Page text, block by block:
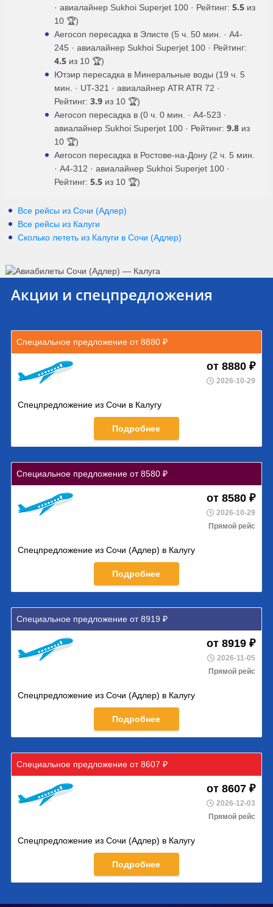
· авиалайнер Sukhoi Superjet 100 · Рейтинг: 5.5 из
10 🏆)
Aerocon пересадка в Элисте (5 ч. 50 мин. · A4-
245 · авиалайнер Sukhoi Superjet 100 · Рейтинг:
4.5 из 10 🏆)
Ютэир пересадка в Минеральные воды (19 ч. 5
мин. · UT-321 · авиалайнер ATR ATR 72 ·
Рейтинг: 3.9 из 10 🏆)
Aerocon пересадка в (0 ч. 0 мин. · A4-523 ·
авиалайнер Sukhoi Superjet 100 · Рейтинг: 9.8 из
10 🏆)
Aerocon пересадка в Ростове-на-Дону (2 ч. 5 мин.
· A4-312 · авиалайнер Sukhoi Superjet 100 ·
Рейтинг: 5.5 из 10 🏆)
Все рейсы из Сочи (Адлер)
Все рейсы из Калуги
Сколько лететь из Калуги в Сочи (Адлер)
Акции и спецпредложения
Специальное предложение от 8880 ₽
от 8880 ₽
2026-10-29
Спецпредложение из Сочи в Калугу
Подробнее
Специальное предложение от 8580 ₽
от 8580 ₽
2026-10-29
Прямой рейс
Спецпредложение из Сочи (Адлер) в Калугу
Подробнее
Специальное предложение от 8919 ₽
от 8919 ₽
2026-11-05
Прямой рейс
Спецпредложение из Сочи (Адлер) в Калугу
Подробнее
Специальное предложение от 8607 ₽
от 8607 ₽
2026-12-03
Прямой рейс
Спецпредложение из Сочи (Адлер) в Калугу
Подробнее